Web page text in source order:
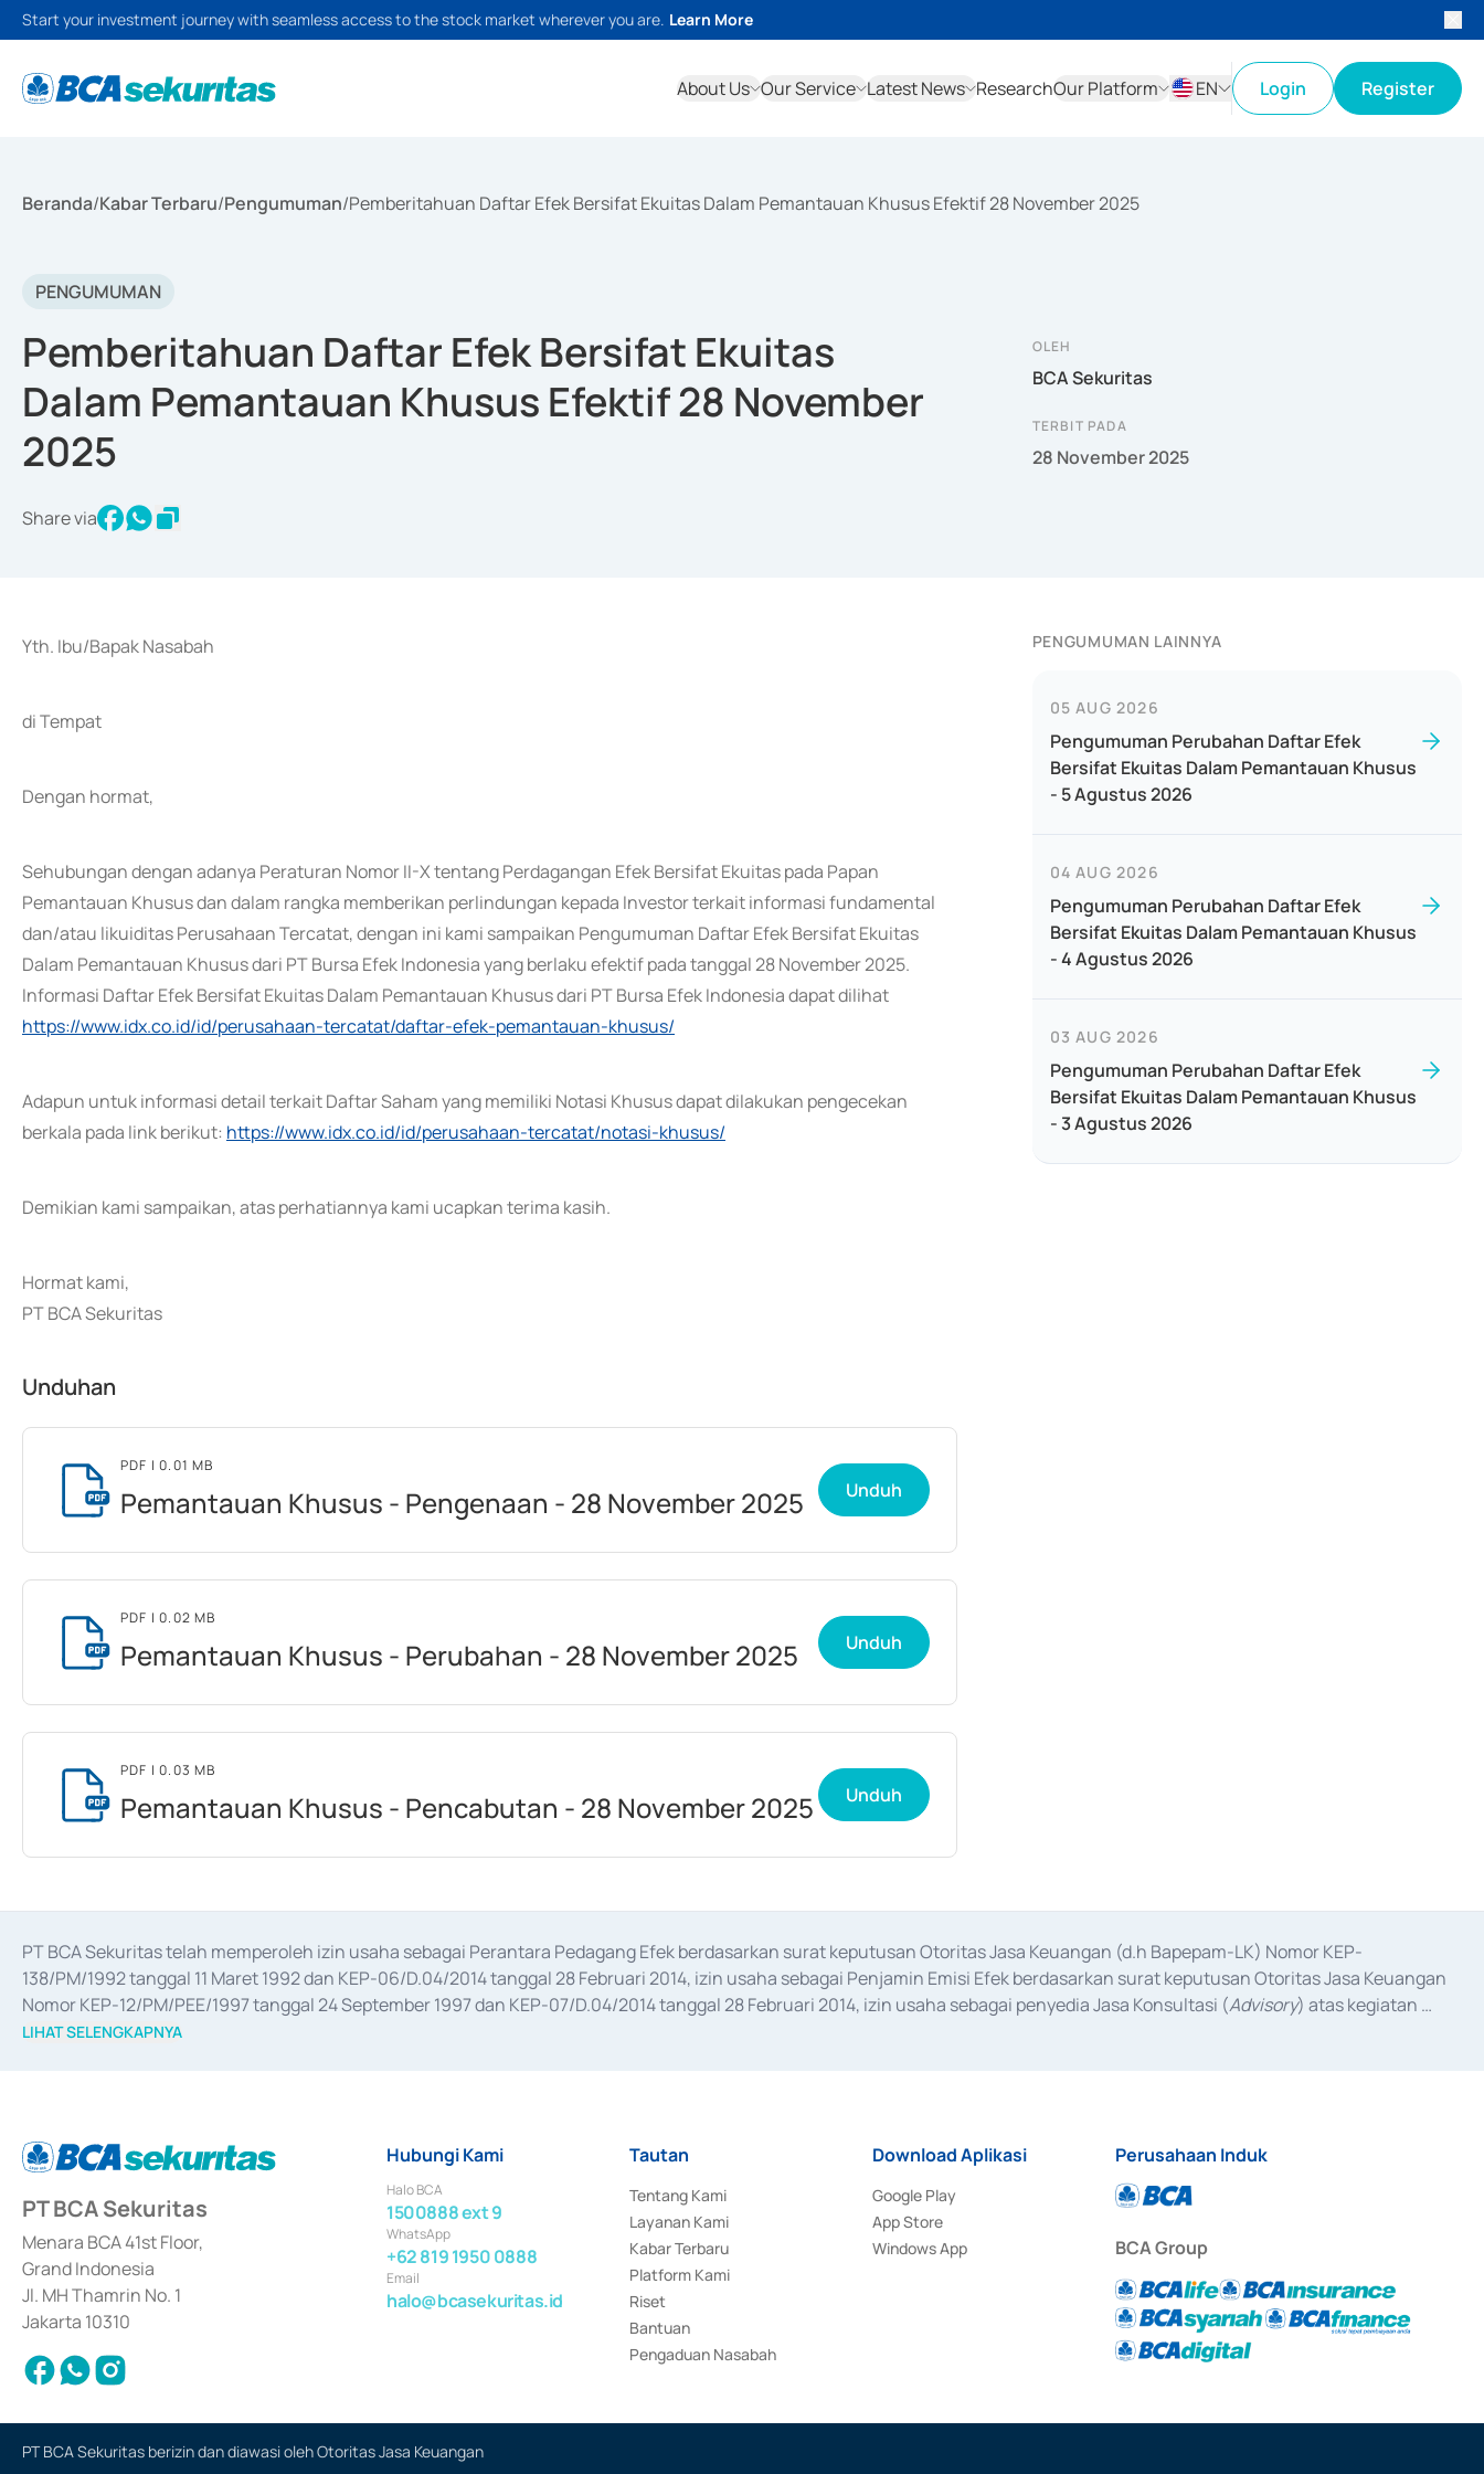
Start your investment journey with seamless access to the stock market wherever you are. Learn More
About Us Our Service Latest News ResearchOur Platform
EN
Login Register
Beranda/Kabar Terbaru/Pengumuman/Pemberitahuan Daftar Efek Bersifat Ekuitas Dalam Pemantauan Khusus Efektif 28 November 2025
PENGUMUMAN
Pemberitahuan Daftar Efek Bersifat Ekuitas
Dalam Pemantauan Khusus Efektif 28 November
2025
Share via
OLEH
BCA Sekuritas
TERBIT PADA
28 November 2025
Yth. Ibu/Bapak Nasabah
di Tempat
Dengan hormat,
Sehubungan dengan adanya Peraturan Nomor II-X tentang Perdagangan Efek Bersifat Ekuitas pada Papan
Pemantauan Khusus dan dalam rangka memberikan perlindungan kepada Investor terkait informasi fundamental
dan/atau likuiditas Perusahaan Tercatat, dengan ini kami sampaikan Pengumuman Daftar Efek Bersifat Ekuitas
Dalam Pemantauan Khusus dari PT Bursa Efek Indonesia yang berlaku efektif pada tanggal 28 November 2025.
Informasi Daftar Efek Bersifat Ekuitas Dalam Pemantauan Khusus dari PT Bursa Efek Indonesia dapat dilihat
https://www.idx.co.id/id/perusahaan-tercatat/daftar-efek-pemantauan-khusus/
Adapun untuk informasi detail terkait Daftar Saham yang memiliki Notasi Khusus dapat dilakukan pengecekan
berkala pada link berikut: https://www.idx.co.id/id/perusahaan-tercatat/notasi-khusus/
Demikian kami sampaikan, atas perhatiannya kami ucapkan terima kasih.
Hormat kami,
PT BCA Sekuritas
Unduhan
PDF | 0.01 MB
Pemantauan Khusus - Pengenaan - 28 November 2025 Unduh
PDF | 0.02 MB
Pemantauan Khusus - Perubahan - 28 November 2025 Unduh
PDF | 0.03 MB
Pemantauan Khusus - Pencabutan - 28 November 2025 Unduh
PENGUMUMAN LAINNYA
05 AUG 2026
Pengumuman Perubahan Daftar Efek
Bersifat Ekuitas Dalam Pemantauan Khusus
- 5 Agustus 2026
04 AUG 2026
Pengumuman Perubahan Daftar Efek
Bersifat Ekuitas Dalam Pemantauan Khusus
- 4 Agustus 2026
03 AUG 2026
Pengumuman Perubahan Daftar Efek
Bersifat Ekuitas Dalam Pemantauan Khusus
- 3 Agustus 2026
PT BCA Sekuritas telah memperoleh izin usaha sebagai Perantara Pedagang Efek berdasarkan surat keputusan Otoritas Jasa Keuangan (d.h Bapepam-LK) Nomor KEP-
138/PM/1992 tanggal 11 Maret 1992 dan KEP-06/D.04/2014 tanggal 28 Februari 2014, izin usaha sebagai Penjamin Emisi Efek berdasarkan surat keputusan Otoritas Jasa Keuangan
Nomor KEP-12/PM/PEE/1997 tanggal 24 September 1997 dan KEP-07/D.04/2014 tanggal 28 Februari 2014, izin usaha sebagai penyedia Jasa Konsultasi (Advisory) atas kegiatan
merger, akuisisi, divestasi, dan
LIHAT SELENGKAPNYA
PT BCA Sekuritas
Menara BCA 41st Floor,
Grand Indonesia
Jl. MH Thamrin No. 1
Jakarta 10310
Hubungi Kami
Halo BCA
1500888 ext 9
WhatsApp
+62 819 1950 0888
Email
halo@bcasekuritas.id
Tautan
Tentang Kami
Layanan Kami
Kabar Terbaru
Platform Kami
Riset
Bantuan
Pengaduan Nasabah
Download Aplikasi
Google Play
App Store
Windows App
Perusahaan Induk
BCA Group
PT BCA Sekuritas berizin dan diawasi oleh Otoritas Jasa Keuangan